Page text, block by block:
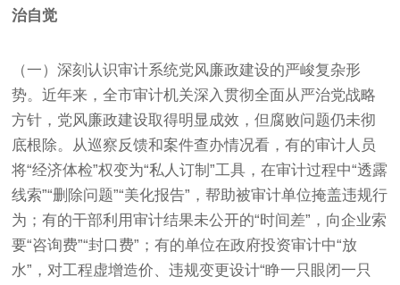
治自觉
（一）深刻认识审计系统党风廉政建设的严峻复杂形
势。近年来，全市审计机关深入贯彻全面从严治党战略
方针，党风廉政建设取得明显成效，但腐败问题仍未彻
底根除。从巡察反馈和案件查办情况看，有的审计人员
将“经济体检”权变为“私人订制”工具，在审计过程中“透露
线索”“删除问题”“美化报告”，帮助被审计单位掩盖违规行
为；有的干部利用审计结果未公开的“时间差”，向企业索
要“咨询费”“封口费”；有的单位在政府投资审计中“放
水”，对工程虚增造价、违规变更设计“睁一只眼闭一只